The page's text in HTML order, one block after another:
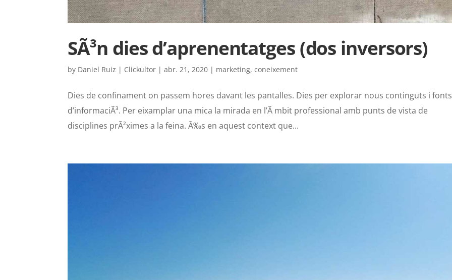
SÃ³n dies d’aprenentatges (dos inversors)
by Daniel Ruiz | Clickultor |abr. 21, 2020 | marketing,coneixement
Dies de confinament on passem hores davant les pantalles. Dies per explorar nous continguts i fonts
d’informaciÃ³. Per eixamplar una mica la mirada en l’Ã mbit professional amb punts de vista de
disciplines prÃ²ximes a la feina. Ã‰s en aquest context que...